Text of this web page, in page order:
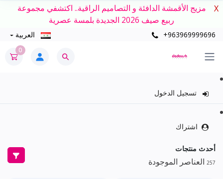
مزيج الأقمشة الدافئة و التصاميم الراقية.. اكتشفي مجموعة
ربيع صيف 2026 الجديدة بلمسة عصرية
X
+963969999696 العربية
0
تسجيل الدخول
اشتراك
أحدث منتجات
257 العناصر الموجودة